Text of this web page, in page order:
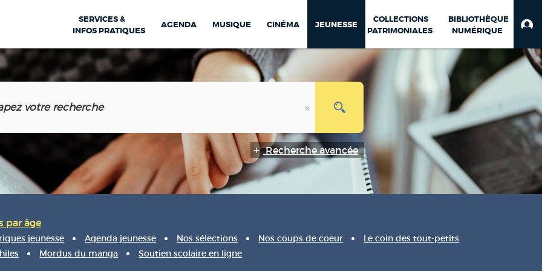
SERVICES &
INFOS PRATIQUES
AGENDA MUSIQUE CINÉMA JEUNESSE
COLLECTIONS
PATRIMONIALES
BIBLIOTHÈQUE
NUMÉRIQUE
Recherche avancée
par âge
jeunesse Agenda jeunesse Nos sélections Nos coups de coeur
Le coin des tout-petits
Mordus du manga Soutien scolaire en ligne